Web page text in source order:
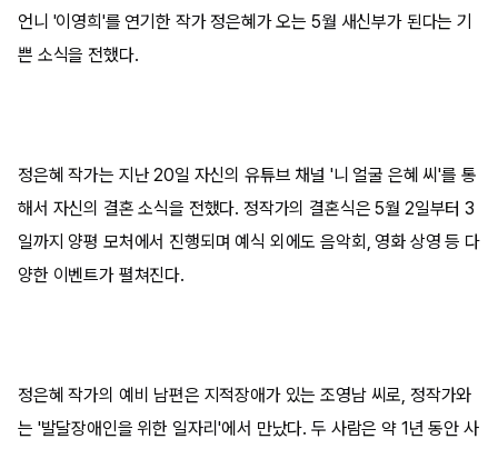
언니 '이영희'를 연기한 작가 정은혜가 오는 5월 새신부가 된다는 기
쁜 소식을 전했다.
정은혜 작가는 지난 20일 자신의 유튜브 채널 '니 얼굴 은혜 씨'를 통
해서 자신의 결혼 소식을 전했다. 정작가의 결혼식은 5월 2일부터 3
일까지 양평 모처에서 진행되며 예식 외에도 음악회, 영화 상영 등 다
양한 이벤트가 펼쳐진다.
정은혜 작가의 예비 남편은 지적장애가 있는 조영남 씨로, 정작가와
는 '발달장애인을 위한 일자리'에서 만났다. 두 사람은 약 1년 동안 사